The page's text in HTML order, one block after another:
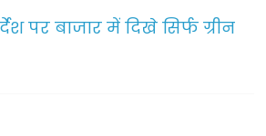
पर बाजार में दिखे सिर्फ ग्रीन